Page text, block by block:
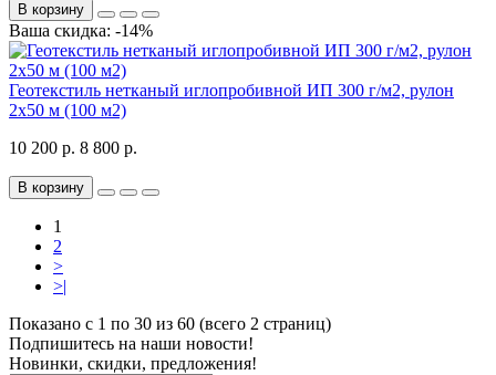
В корзину
Ваша скидка: -14%
Геотекстиль нетканый иглопробивной ИП 300 г/м2, рулон
2х50 м (100 м2)
10 200 р. 8 800 р.
В корзину
1
2
>
>|
Показано с 1 по 30 из 60 (всего 2 страниц)
Подпишитесь на наши новости!
Новинки, скидки, предложения!